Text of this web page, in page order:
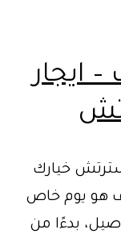
ايجار
خيارك
هو يوم خاص
بدءًا من